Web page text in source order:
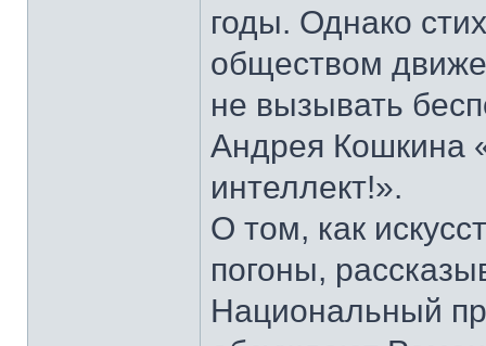
годы. Однако
обществом
не вызывать
Андрея Кошкина
интеллект!».
О том, как
погоны,
Национальный